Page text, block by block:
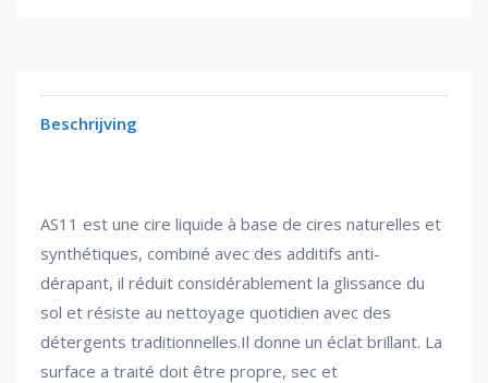
Beschrijving
AS11 est une cire liquide à base de cires naturelles et
synthétiques, combiné avec des additifs anti-
dérapant, il réduit considérablement la glissance du
sol et résiste au nettoyage quotidien avec des
détergents traditionnelles.Il donne un éclat brillant. La
surface a traité doit être propre, sec et